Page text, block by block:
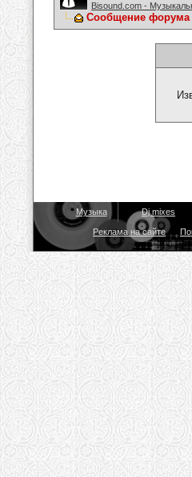
Bisound.com -
Сообщение форума
Музыка Dj mixes
Реклама на сайте